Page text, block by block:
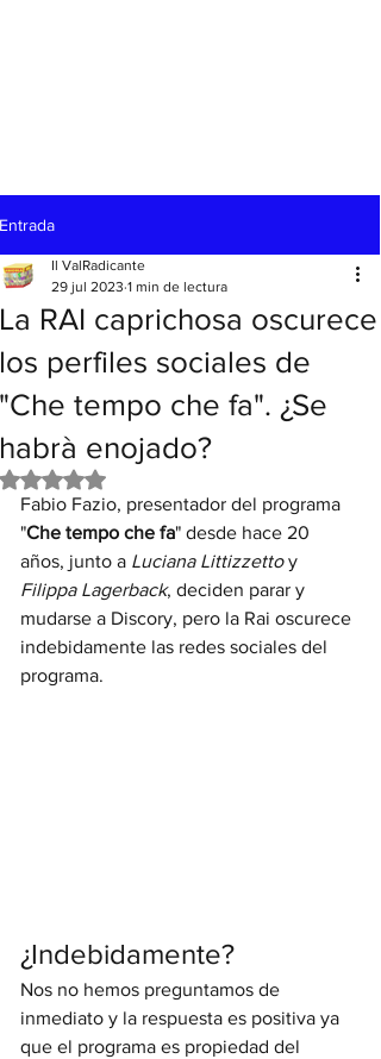
Entrada
La RAI caprichosa oscurece
los perfiles sociales de
"Che tempo che fa". ¿Se
habrà enojado?
Il ValRadicante
29 jul 2023 1 min de lectura
Obtuvo NaN de 5 estrellas.
Fabio Fazio, presentador del programa
"Che tempo che fa" desde hace 20
años, junto a Luciana Littizzetto y
Filippa Lagerback, deciden parar y
mudarse a Discory, pero la Rai oscurece
indebidamente las redes sociales del
programa.
¿Indebidamente?
Nos no hemos preguntamos de
inmediato y la respuesta es positiva ya
que el programa es propiedad del